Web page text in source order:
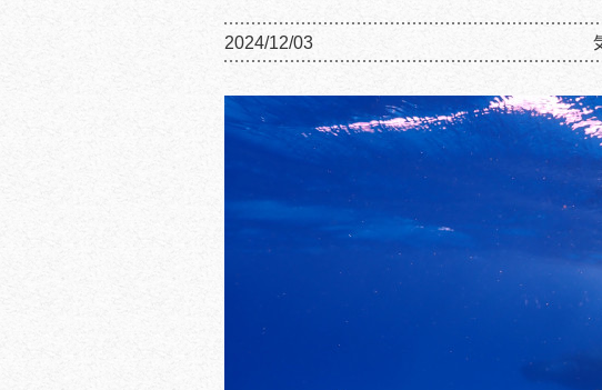
2024/12/03